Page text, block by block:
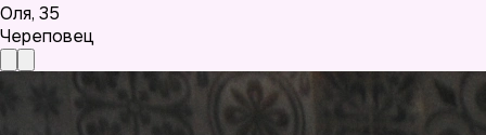
Оля, 35
Череповец